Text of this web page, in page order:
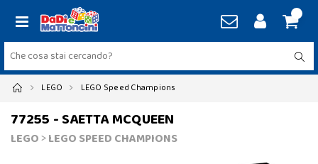
LEGO LEGO Speed Champions
77255 - SAETTA MCQUEEN
LEGO>LEGO SPEED CHAMPIONS